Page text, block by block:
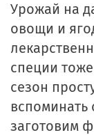
Урожай на
овощи и
специи
сезон
вспоминать
заготовим